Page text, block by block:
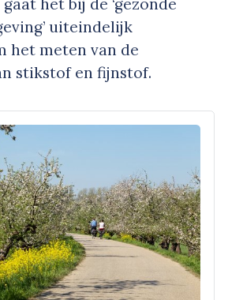
het bij de ‘gezonde
uiteindelijk
het meten van de
stikstof en fijnstof.